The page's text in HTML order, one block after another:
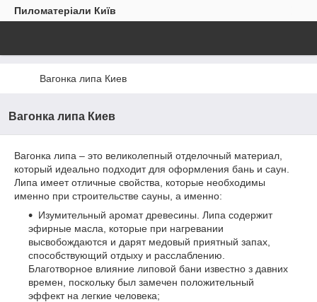
Пиломатеріали Київ
Вагонка липа Киев
Вагонка липа Киев
Вагонка липа – это великолепный отделочный материал,
который идеально подходит для оформления бань и саун.
Липа имеет отличные свойства, которые необходимы
именно при строительстве сауны, а именно:
Изумительный аромат древесины. Липа содержит
эфирные масла, которые при нагревании
высвобождаются и дарят медовый приятный запах,
способствующий отдыху и расслаблению.
Благотворное влияние липовой бани известно з давних
времен, поскольку был замечен положительный
эффект на легкие человека;